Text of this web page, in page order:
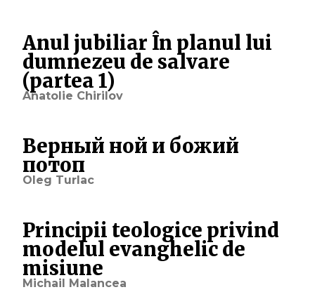
Anul jubiliar În planul lui
dumnezeu de salvare
(partea 1)
Anatolie Chirilov
Верный ной и божий
потоп
Oleg Turlac
Principii teologice privind
modelul evanghelic de
misiune
Michail Malancea